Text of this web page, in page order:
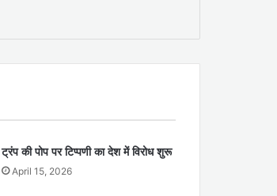
ट्रंप की पोप पर टिप्पणी का देश में विरोध शुरू
April 15, 2026